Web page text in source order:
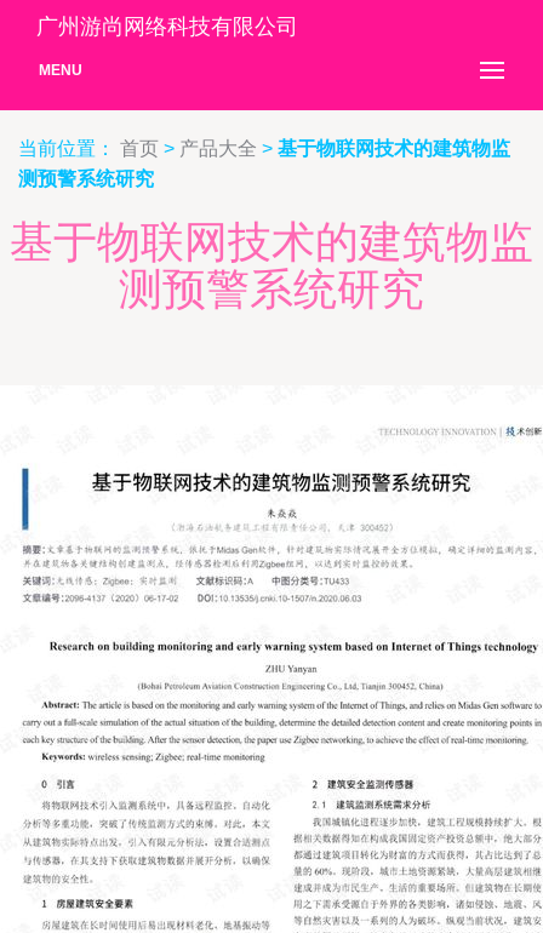
广州游尚网络科技有限公司
MENU
当前位置： 首页 > 产品大全 > 基于物联网技术的建筑物监
测预警系统研究
基于物联网技术的建筑物监
测预警系统研究